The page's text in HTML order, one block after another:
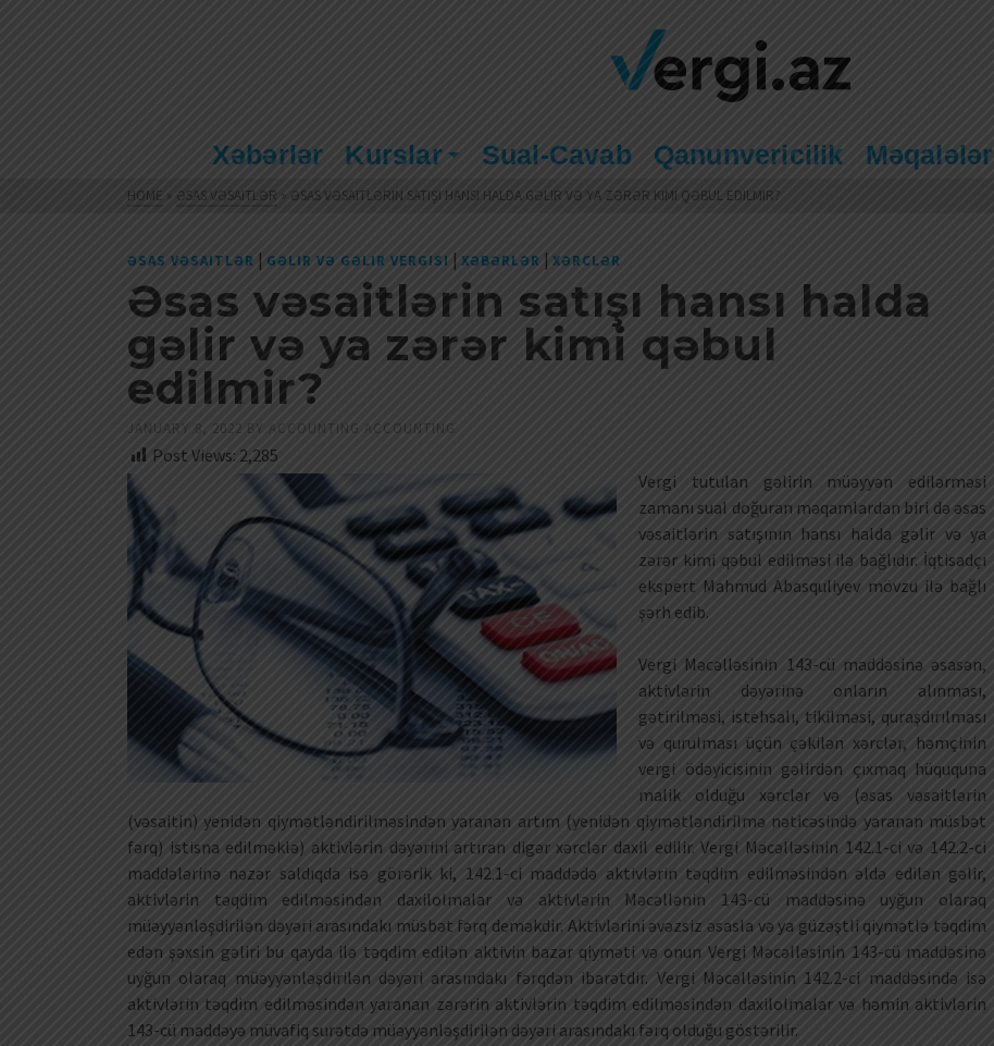
Xəbərlər Kurslar Sual-Cavab Qanunvericilik Məqalələr
HOME » ƏSAS VƏSAITLƏR » ƏSAS VƏSAITLƏRIN SATIŞI HANSI HALDA GƏLIR VƏ YA ZƏRƏR KIMI QƏBUL EDILMIR?
ƏSAS VƏSAITLƏR | GƏLIR VƏ GƏLIR VERGISI | XƏBƏRLƏR | XƏRCLƏR
Əsas vəsaitlərin satışı hansı halda
gəlir və ya zərər kimi qəbul
edilmir?
JANUARY 8, 2022 BY ACCOUNTING ACCOUNTING
Post Views: 2,285
Vergi tutulan gəlirin müəyyən edilərməsi
zamanı sual doğuran məqamlardan biri də əsas
vəsaitlərin satışının hansı halda gəlir və ya
zərər kimi qəbul edilməsi ilə bağlıdır. İqtisadçı
ekspert Mahmud Abasquliyev mövzu ilə bağlı
şərh edib.
Vergi Məcəlləsinin 143-cü maddəsinə əsasən,
aktivlərin dəyərinə onların alınması,
gətirilməsi, istehsalı, tikilməsi, quraşdırılması
və qurulması üçün çəkilən xərclər, həmçinin
vergi ödəyicisinin gəlirdən çıxmaq hüququna
malik olduğu xərclər və (əsas vəsaitlərin
(vəsaitin) yenidən qiymətləndirilməsindən yaranan artım (yenidən qiymətləndirilmə nəticəsində yaranan müsbət
fərq) istisna edilməklə) aktivlərin dəyərini artıran digər xərclər daxil edilir. Vergi Məcəlləsinin 142.1-ci və 142.2-ci
maddələrinə nəzər saldıqda isə görərik ki, 142.1-ci maddədə aktivlərin təqdim edilməsindən əldə edilən gəlir,
aktivlərin təqdim edilməsindən daxilolmalar və aktivlərin Məcəllənin 143-cü maddəsinə uyğun olaraq
müəyyənləşdirilən dəyəri arasındakı müsbət fərq deməkdir. Aktivlərini əvəzsiz əsasla və ya güzəştli qiymətlə təqdim
edən şəxsin gəliri bu qayda ilə təqdim edilən aktivin bazar qiyməti və onun Vergi Məcəlləsinin 143-cü maddəsinə
uyğun olaraq müəyyənləşdirilən dəyəri arasındakı fərqdən ibarətdir. Vergi Məcəlləsinin 142.2-ci maddəsində isə
aktivlərin təqdim edilməsindən yaranan zərərin aktivlərin təqdim edilməsindən daxilolmalar və həmin aktivlərin
143-cü maddəyə müvafiq surətdə müəyyənləşdirilən dəyəri arasındakı fərq olduğu göstərilir.